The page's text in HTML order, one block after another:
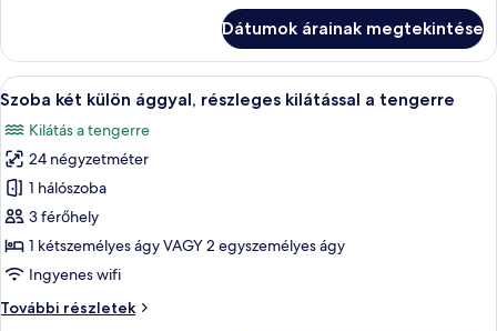
(Inland
View)
további
Dátumok árainak megtekintése
A
következő
szoba
összes
képének
megtekintése:
Szoba
két
külön
ággyal,
1 hálószoba, minibár, széf a szobában
5
Szoba két külön ággyal, részleges kilátással a tengerre
Kilátás a tengerre
24 négyzetméter
1 hálószoba
3 férőhely
1 kétszemélyes ágy VAGY 2 egyszemélyes ágy
Ingyenes wifi
További részletek
Szoba